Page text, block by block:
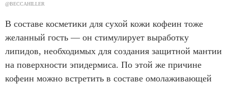
@BECCAHILLER
В составе косметики для сухой кожи кофеин тоже
желанный гость — он стимулирует выработку
липидов, необходимых для создания защитной мантии
на поверхности эпидермиса. По этой же причине
кофеин можно встретить в составе омолаживающей